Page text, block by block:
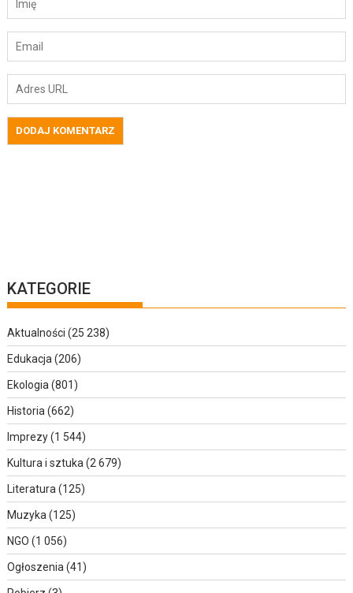
KATEGORIE
Aktualności (25 238)
Edukacja (206)
Ekologia (801)
Historia (662)
Imprezy(1 544)
Kultura i sztuka (2 679)
Literatura (125)
Muzyka (125)
NGO (1 056)
Ogłoszenia (41)